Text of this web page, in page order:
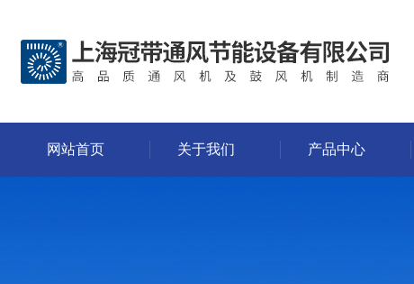
网站首页 关于我们 产品中心